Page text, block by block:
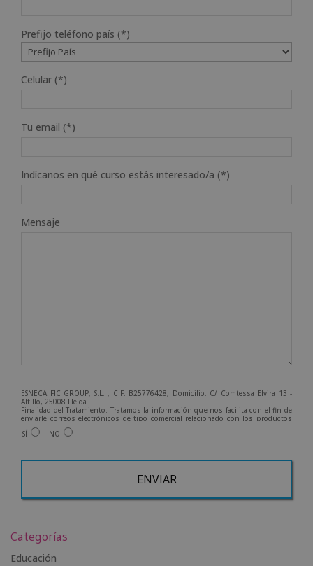
Prefijo teléfono país (*)
Celular (*)
Tu email (*)
Indícanos en qué curso estás interesado/a (*)
Mensaje
ESNECA FIC GROUP, S.L. , CIF: B25776428, Domicilio: C/ Comtessa Elvira 13 -
Altillo, 25008 Lleida.
Finalidad del Tratamiento: Tratamos la información que nos facilita con el fin de
enviarle correos electrónicos de tipo comercial relacionado con los productos
ofrecidos y otros tipo de productos que fueran de su interés.
Legitimación del tratamiento: Consentimiento del interesado.
Para más información consulte nuestra Política de Privacidad.
SÍ NO
t
e
Categorías
Educación